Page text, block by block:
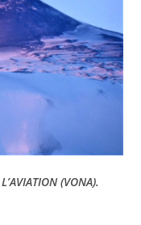
(VONA).